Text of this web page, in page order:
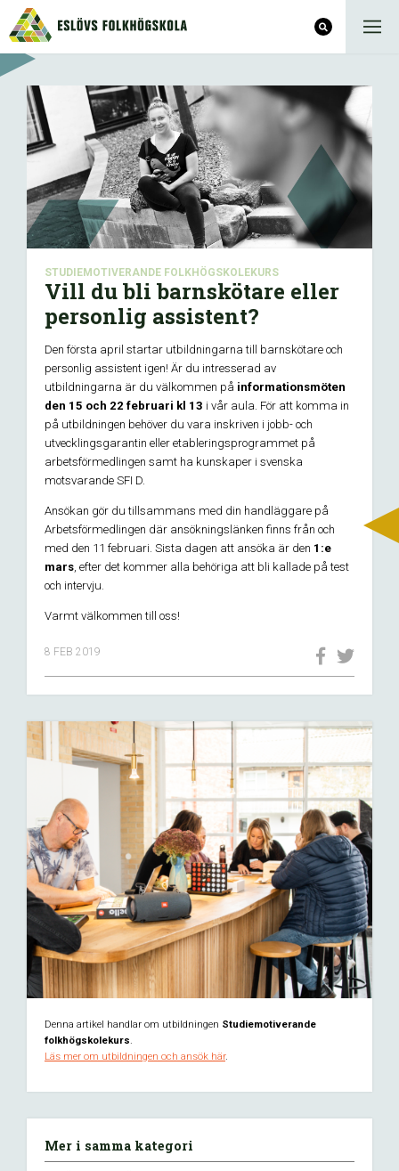
STUDIEMOTIVERANDE FOLKHÖGSKOLEKURS
Vill du bli barnskötare eller
personlig assistent?
Den första april startar utbildningarna till barnskötare och
personlig assistent igen! Är du intresserad av
utbildningarna är du välkommen på informationsmöten
den 15 och 22 februari kl 13 i vår aula. För att komma in
på utbildningen behöver du vara inskriven i jobb- och
utvecklingsgarantin eller etableringsprogrammet på
arbetsförmedlingen samt ha kunskaper i svenska
motsvarande SFI D.
Ansökan gör du tillsammans med din handläggare på
Arbetsförmedlingen där ansökningslänken finns från och
med den 11 februari. Sista dagen att ansöka är den 1:e
mars , efter det kommer alla behöriga att bli kallade på test
och intervju.
Varmt välkommen till oss!
8 FEB 2019
Denna artikel handlar om utbildningen Studiemotiverande
folkhögskolekurs
Läs mer om utbildningen och ansök här.
Mer i samma kategori